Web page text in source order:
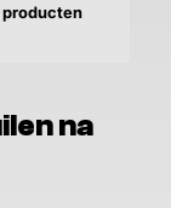
producten
na